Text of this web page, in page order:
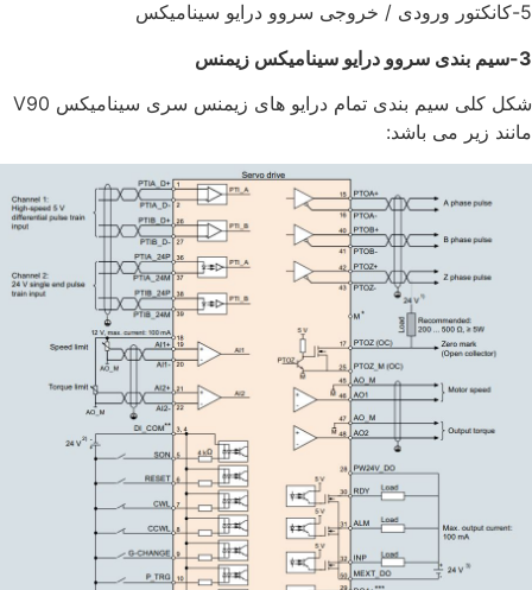
5-کانکتور ورودی / خروجی سروو درایو سینامیکس
3-سیم بندی سروو درایو سینامیکس زیمنس
شکل کلی سیم بندی تمام درایو های زیمنس سری سینامیکس V90
مانند زیر می باشد: